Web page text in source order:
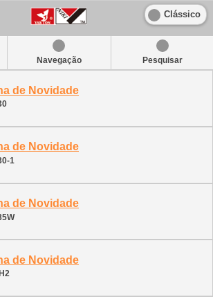
Clássico
Navegação Pesquisar
de Novidade
de Novidade
1
de Novidade
de Novidade